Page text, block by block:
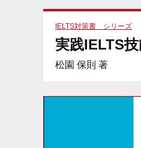
IELTS対策書 シリーズ
実践IELTS
松園 保則 著